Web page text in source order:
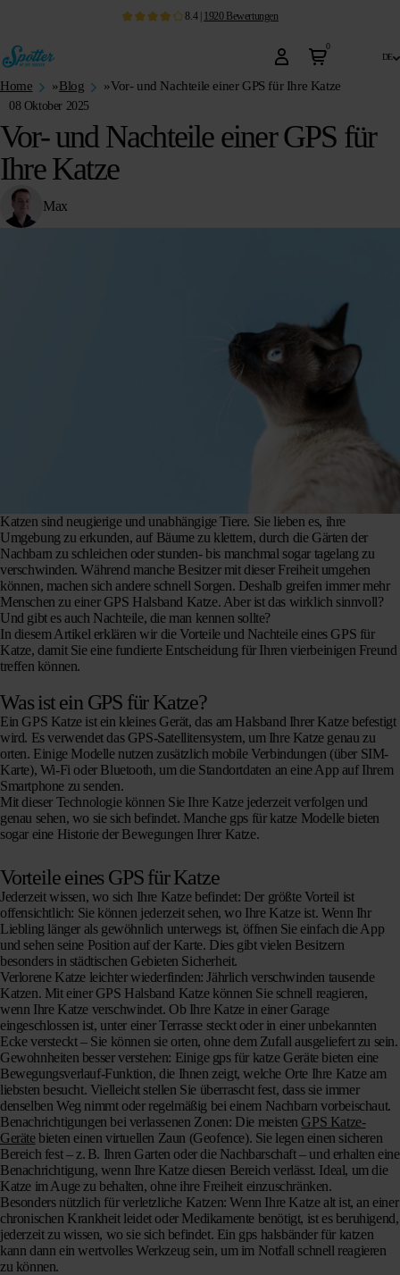
8.4| 1920 Bewertungen
0
de
Home »Blog »Vor- und Nachteile einer GPS für Ihre Katze
08 Oktober 2025
Vor- und Nachteile einer GPS für
Ihre Katze
Max
Katzen sind neugierige und unabhängige Tiere. Sie lieben es, ihre
Umgebung zu erkunden, auf Bäume zu klettern, durch die Gärten der
Nachbarn zu schleichen oder stunden- bis manchmal sogar tagelang zu
verschwinden. Während manche Besitzer mit dieser Freiheit umgehen
können, machen sich andere schnell Sorgen. Deshalb greifen immer mehr
Menschen zu einer GPS Halsband Katze. Aber ist das wirklich sinnvoll?
Und gibt es auch Nachteile, die man kennen sollte?
In diesem Artikel erklären wir die Vorteile und Nachteile eines GPS für
Katze, damit Sie eine fundierte Entscheidung für Ihren vierbeinigen Freund
treffen können.
Was ist ein GPS für Katze?
Ein GPS Katze ist ein kleines Gerät, das am Halsband Ihrer Katze befestigt
wird. Es verwendet das GPS-Satellitensystem, um Ihre Katze genau zu
orten. Einige Modelle nutzen zusätzlich mobile Verbindungen (über SIM-
Karte), Wi-Fi oder Bluetooth, um die Standortdaten an eine App auf Ihrem
Smartphone zu senden.
Mit dieser Technologie können Sie Ihre Katze jederzeit verfolgen und
genau sehen, wo sie sich befindet. Manche gps für katze Modelle bieten
sogar eine Historie der Bewegungen Ihrer Katze.
Vorteile eines GPS für Katze
Jederzeit wissen, wo sich Ihre Katze befindet: Der größte Vorteil ist
offensichtlich: Sie können jederzeit sehen, wo Ihre Katze ist. Wenn Ihr
Liebling länger als gewöhnlich unterwegs ist, öffnen Sie einfach die App
und sehen seine Position auf der Karte. Dies gibt vielen Besitzern
besonders in städtischen Gebieten Sicherheit.
Verlorene Katze leichter wiederfinden: Jährlich verschwinden tausende
Katzen. Mit einer GPS Halsband Katze können Sie schnell reagieren,
wenn Ihre Katze verschwindet. Ob Ihre Katze in einer Garage
eingeschlossen ist, unter einer Terrasse steckt oder in einer unbekannten
Ecke versteckt – Sie können sie orten, ohne dem Zufall ausgeliefert zu sein.
Gewohnheiten besser verstehen: Einige gps für katze Geräte bieten eine
Bewegungsverlauf-Funktion, die Ihnen zeigt, welche Orte Ihre Katze am
liebsten besucht. Vielleicht stellen Sie überrascht fest, dass sie immer
denselben Weg nimmt oder regelmäßig bei einem Nachbarn vorbeischaut.
Benachrichtigungen bei verlassenen Zonen: Die meisten GPS Katze-
Gerätebieten einen virtuellen Zaun (Geofence). Sie legen einen sicheren
Bereich fest – z. B. Ihren Garten oder die Nachbarschaft – und erhalten eine
Benachrichtigung, wenn Ihre Katze diesen Bereich verlässt. Ideal, um die
Katze im Auge zu behalten, ohne ihre Freiheit einzuschränken.
Besonders nützlich für verletzliche Katzen: Wenn Ihre Katze alt ist, an einer
chronischen Krankheit leidet oder Medikamente benötigt, ist es beruhigend,
jederzeit zu wissen, wo sie sich befindet. Ein gps halsbänder für katzen
kann dann ein wertvolles Werkzeug sein, um im Notfall schnell reagieren
zu können.